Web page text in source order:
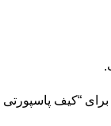
“کیف پاسپورتی